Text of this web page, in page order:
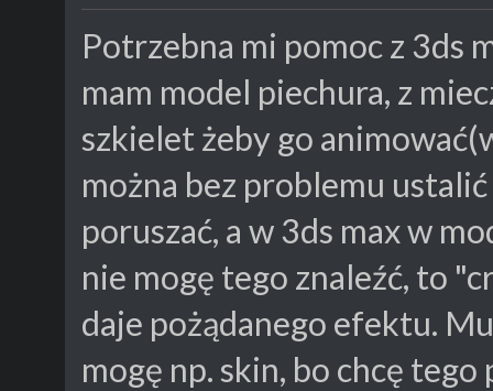
Potrzebna mi pomoc z 3ds
mam model piechura, z
szkielet żeby go
można bez problemu
poruszać, a w 3ds max w
nie mogę tego znaleźć, to
daje pożądanego efektu.
mogę np. skin, bo chcę